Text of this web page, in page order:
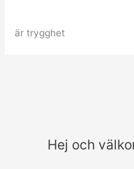
är trygghet
Hej och